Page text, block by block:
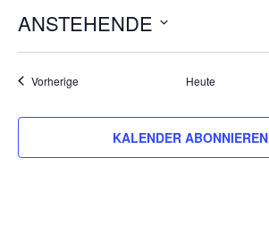
ANSTEHENDE
Datum
wählen.
VorherigeVeranstaltungen Heute
KALENDER ABONNIEREN